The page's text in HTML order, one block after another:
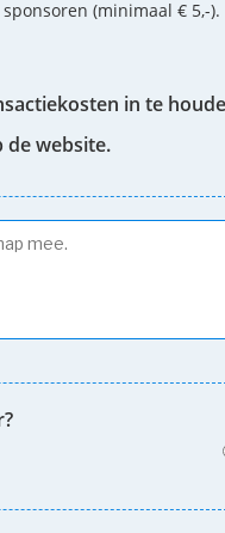
(minimaal € 5,-
in te
de website.